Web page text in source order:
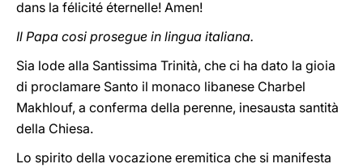
dans la félicité éternelle! Amen!
Il Papa cosi prosegue in lingua italiana.
Sia lode alla Santissima Trinità, che ci ha dato la gioia
di proclamare Santo il monaco libanese Charbel
Makhlouf, a conferma della perenne, inesausta santità
della Chiesa.
Lo spirito della vocazione eremitica che si manifesta